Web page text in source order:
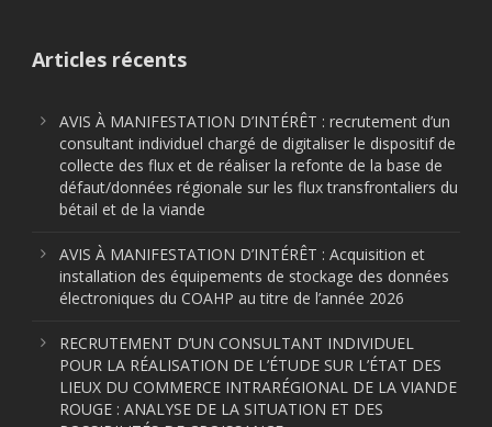
Articles récents
AVIS À MANIFESTATION D’INTÉRÊT : recrutement d’un
consultant individuel chargé de digitaliser le dispositif de
collecte des flux et de réaliser la refonte de la base de
défaut/données régionale sur les flux transfrontaliers du
bétail et de la viande
AVIS À MANIFESTATION D’INTÉRÊT : Acquisition et
installation des équipements de stockage des données
électroniques du COAHP au titre de l’année 2026
RECRUTEMENT D’UN CONSULTANT INDIVIDUEL
POUR LA RÉALISATION DE L’ÉTUDE SUR L’ÉTAT DES
LIEUX DU COMMERCE INTRARÉGIONAL DE LA VIANDE
ROUGE : ANALYSE DE LA SITUATION ET DES